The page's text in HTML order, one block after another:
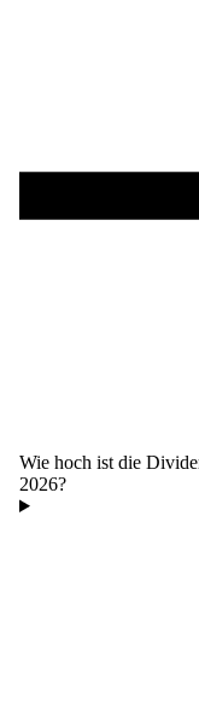
Wie hoch ist die
2026?